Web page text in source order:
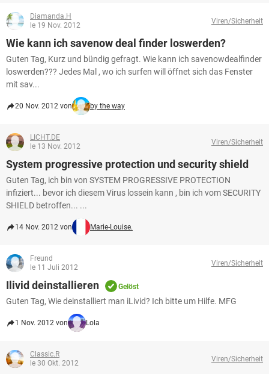
Diamanda.H
le 19 Nov. 2012
Viren/Sicherheit
Wie kann ich savenow deal finder loswerden?
Guten Tag, Kurz und bündig gefragt. Wie kann ich savenowdealfinder
loswerden??? Jedes Mal , wo ich surfen will öffnet sich das Fenster
mit sav...
20 Nov. 2012 von by the way
LICHT.DE
le 13 Nov. 2012
Viren/Sicherheit
System progressive protection und security shield
Guten Tag, ich bin von SYSTEM PROGRESSIVE PROTECTION
infiziert... bevor ich diesem Virus lossein kann , bin ich vom SECURITY
SHIELD betroffen... ...
14 Nov. 2012 von Marie-Louise.
Freund
le 11 Juli 2012
Viren/Sicherheit
Ilivid deinstallieren Gelöst
Guten Tag, Wie deinstalliert man iLivid? Ich bitte um Hilfe. MFG
1 Nov. 2012 von Lola
Classic.R
le 30 Okt. 2012
Viren/Sicherheit